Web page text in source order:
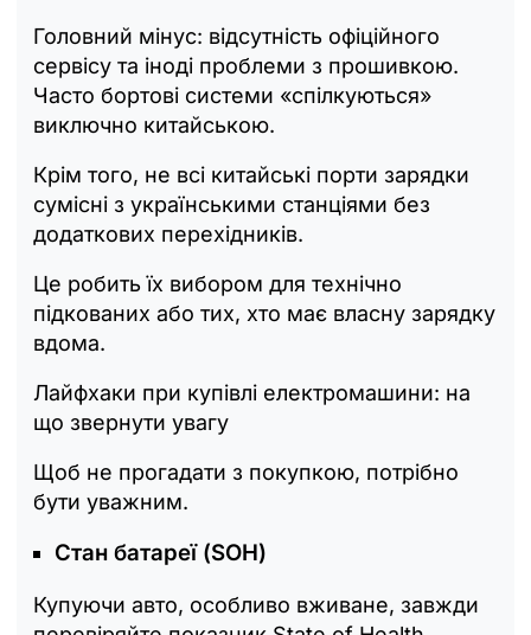
Головний мінус: відсутність офіційного
сервісу та іноді проблеми з прошивкою.
Часто бортові системи «спілкуються»
виключно китайською.
Крім того, не всі китайські порти зарядки
сумісні з українськими станціями без
додаткових перехідників.
Це робить їх вибором для технічно
підкованих або тих, хто має власну зарядку
вдома.
Лайфхаки при купівлі електромашини: на
що звернути увагу
Щоб не прогадати з покупкою, потрібно
бути уважним.
Стан батареї (SOH)
Купуючи авто, особливо вживане, завжди